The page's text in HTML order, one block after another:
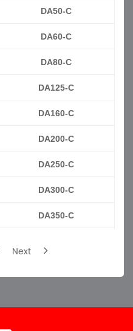
DA50-C
DA60-C
DA80-C
DA125-C
DA160-C
DA200-C
DA250-C
DA300-C
DA350-C
Next